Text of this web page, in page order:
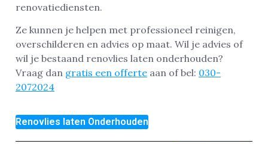
renovatiediensten.
Ze kunnen je helpen met professioneel reinigen,
overschilderen en advies op maat. Wil je advies of
wil je bestaand renovlies laten onderhouden?
Vraag dan gratis een offerte aan of bel: 030-
2072024
Renovlies laten Onderhouden